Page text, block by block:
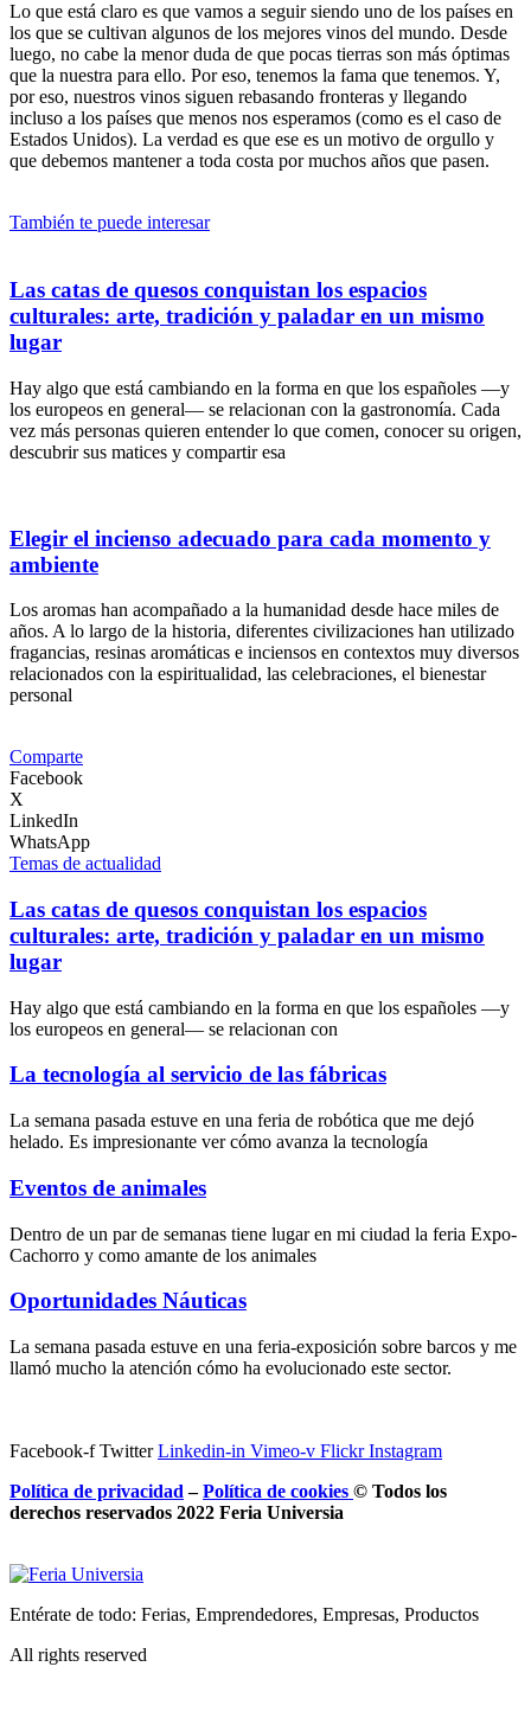
Lo que está claro es que vamos a seguir siendo uno de los países en
los que se cultivan algunos de los mejores vinos del mundo. Desde
luego, no cabe la menor duda de que pocas tierras son más óptimas
que la nuestra para ello. Por eso, tenemos la fama que tenemos. Y,
por eso, nuestros vinos siguen rebasando fronteras y llegando
incluso a los países que menos nos esperamos (como es el caso de
Estados Unidos). La verdad es que ese es un motivo de orgullo y
que debemos mantener a toda costa por muchos años que pasen.
También te puede interesar
Las catas de quesos conquistan los espacios
culturales: arte, tradición y paladar en un mismo
lugar
Hay algo que está cambiando en la forma en que los españoles —y
los europeos en general— se relacionan con la gastronomía. Cada
vez más personas quieren entender lo que comen, conocer su origen,
descubrir sus matices y compartir esa
Elegir el incienso adecuado para cada momento y
ambiente
Los aromas han acompañado a la humanidad desde hace miles de
años. A lo largo de la historia, diferentes civilizaciones han utilizado
fragancias, resinas aromáticas e inciensos en contextos muy diversos
relacionados con la espiritualidad, las celebraciones, el bienestar
personal
Comparte
Facebook
X
LinkedIn
WhatsApp
Temas de actualidad
Las catas de quesos conquistan los espacios
culturales: arte, tradición y paladar en un mismo
lugar
Hay algo que está cambiando en la forma en que los españoles —y
los europeos en general— se relacionan con
La tecnología al servicio de las fábricas
La semana pasada estuve en una feria de robótica que me dejó
helado. Es impresionante ver cómo avanza la tecnología
Eventos de animales
Dentro de un par de semanas tiene lugar en mi ciudad la feria Expo-
Cachorro y como amante de los animales
Oportunidades Náuticas
La semana pasada estuve en una feria-exposición sobre barcos y me
llamó mucho la atención cómo ha evolucionado este sector.
Facebook-f Twitter Linkedin-in Vimeo-v Flickr Instagram
Política de privacidad –Política de cookies © Todos los
derechos reservados 2022 Feria Universia
Entérate de todo: Ferias, Emprendedores, Empresas, Productos
All rights reserved